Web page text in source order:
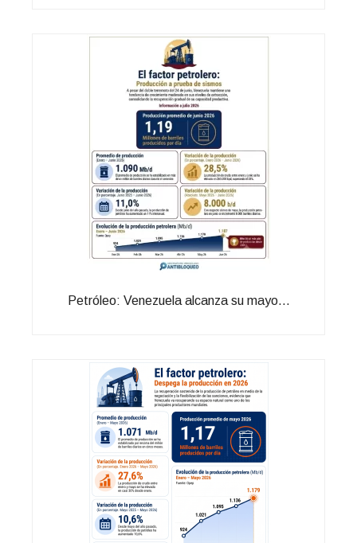
Petróleo: Venezuela alcanza su mayo...